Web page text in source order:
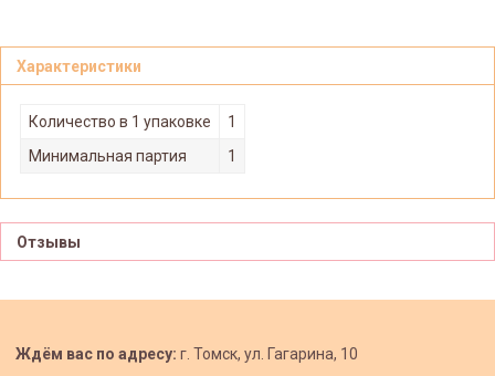
Характеристики
Количество в 1 упаковке
1
Минимальная партия
1
Отзывы
Ждём вас по адресу: г. Томск, ул. Гагарина, 10